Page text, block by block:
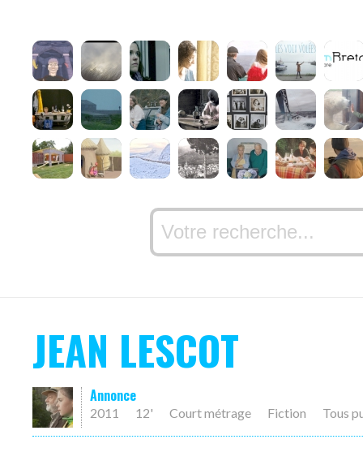
JEAN LESCOT
Annonce
2011 12' Court métrage Fiction Tous